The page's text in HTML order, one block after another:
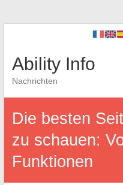
Ability Info
Nachrichten
Die besten
zu schauen:
Funktionen